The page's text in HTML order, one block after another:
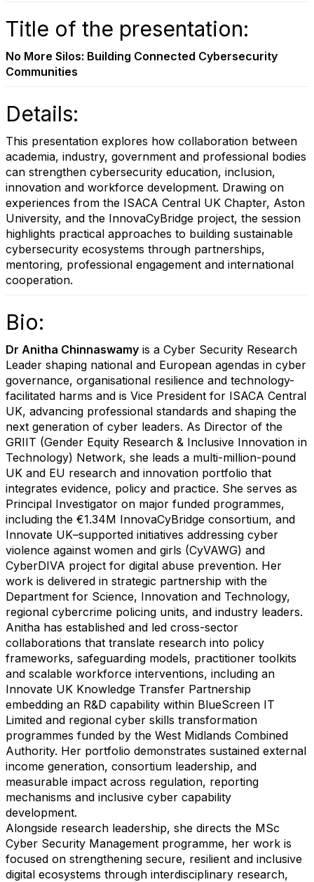
Title of the presentation:
No More Silos: Building Connected Cybersecurity
Communities
Details:
This presentation explores how collaboration between
academia, industry, government and professional bodies
can strengthen cybersecurity education, inclusion,
innovation and workforce development. Drawing on
experiences from the ISACA Central UK Chapter, Aston
University, and the InnovaCyBridge project, the session
highlights practical approaches to building sustainable
cybersecurity ecosystems through partnerships,
mentoring, professional engagement and international
cooperation.
Bio:
Dr Anitha Chinnaswamy is a Cyber Security Research
Leader shaping national and European agendas in cyber
governance, organisational resilience and technology-
facilitated harms and is Vice President for ISACA Central
UK, advancing professional standards and shaping the
next generation of cyber leaders. As Director of the
GRIIT (Gender Equity Research & Inclusive Innovation in
Technology) Network, she leads a multi-million-pound
UK and EU research and innovation portfolio that
integrates evidence, policy and practice. She serves as
Principal Investigator on major funded programmes,
including the €1.34M InnovaCyBridge consortium, and
Innovate UK–supported initiatives addressing cyber
violence against women and girls (CyVAWG) and
CyberDIVA project for digital abuse prevention. Her
work is delivered in strategic partnership with the
Department for Science, Innovation and Technology,
regional cybercrime policing units, and industry leaders.
Anitha has established and led cross-sector
collaborations that translate research into policy
frameworks, safeguarding models, practitioner toolkits
and scalable workforce interventions, including an
Innovate UK Knowledge Transfer Partnership
embedding an R&D capability within BlueScreen IT
Limited and regional cyber skills transformation
programmes funded by the West Midlands Combined
Authority. Her portfolio demonstrates sustained external
income generation, consortium leadership, and
measurable impact across regulation, reporting
mechanisms and inclusive cyber capability
development.
Alongside research leadership, she directs the MSc
Cyber Security Management programme, her work is
focused on strengthening secure, resilient and inclusive
digital ecosystems through interdisciplinary research,